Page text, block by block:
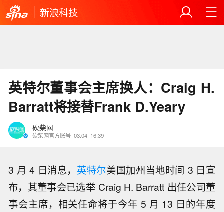
新浪科技
英特尔董事会主席换人：Craig H.
Barratt将接替Frank D.Yeary
砍柴网
砍柴网官方账号 03.04 16:39
3 月 4 日消息， 英特尔美国加州当地时间 3 日宣
布，其董事会已选举 Craig H. Barratt 出任公司董
事会主席，相关任命将于今年 5 月 13 日的年度